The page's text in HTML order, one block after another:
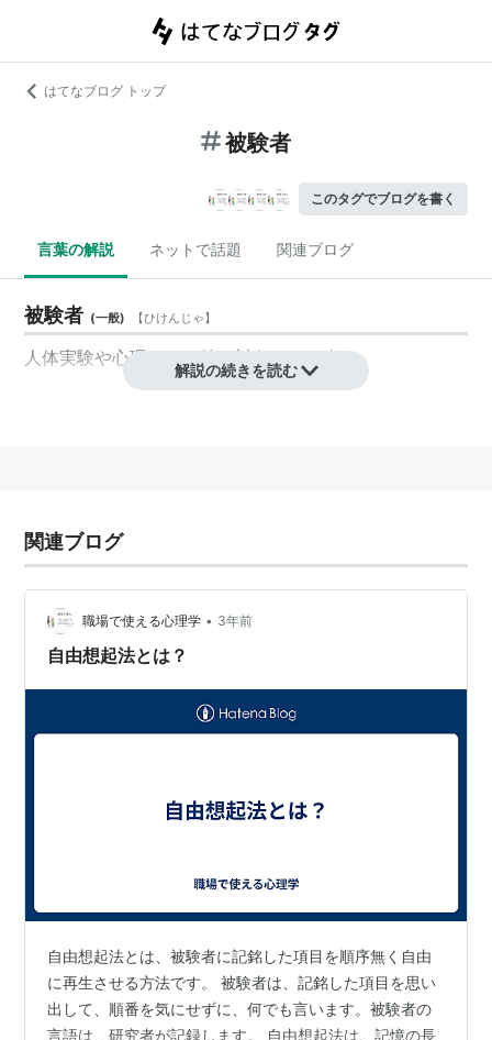
はてなブログ トップ
被験者
このタグでブログを書く
言葉の解説 ネットで話題 関連ブログ
被験者 (一般) 【ひけんじゃ】
人体実験や心理テスト等の対象となる人。
解説の続きを読む
関連ブログ
職場で使える心理学 • 3年前
自由想起法とは？
自由想起法とは、被験者に記銘した項目を順序無く自由
に再生させる方法です。 被験者は、記銘した項目を思い
出して、順番を気にせずに、何でも言います。被験者の
言語は、研究者が記録します。 自由想起法は、記憶の長